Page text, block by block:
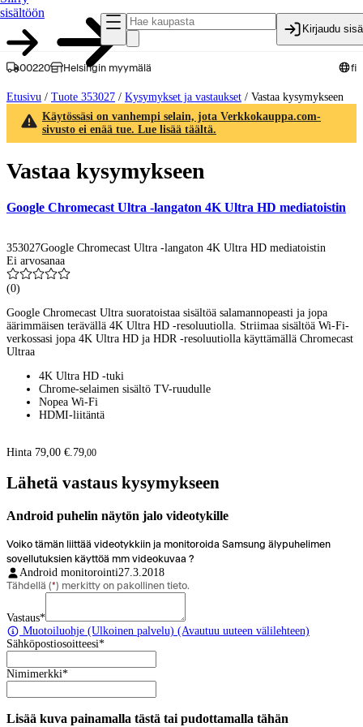
sisältöön
Kirjaudu
00220 Helsingin myymälä fi
Etusivu / Tuote 353027 / Kysymykset ja vastaukset / Vastaa kysymykseen
Käytössäsi on vanhempi selain, jota Verkkokauppa.com-
sivusto ei enää tue. Lue lisää täältä.
Vastaa kysymykseen
Google Chromecast Ultra -langaton 4K Ultra HD mediatoistin
353027Google Chromecast Ultra -langaton 4K Ultra HD mediatoistin
Ei arvosanaa
(0)
Google Chromecast Ultra suoratoistaa sisältöä salamannopeasti ja jopa
äärimmäisen terävällä 4K Ultra HD -resoluutiolla. Striimaa sisältöä Wi-Fi-
verkossasi jopa 4K Ultra HD ja HDR -resoluutiolla käyttämällä Chromecast
Ultraa
4K Ultra HD -tuki
Chrome-selaimen sisältö TV-ruudulle
Nopea Wi-Fi
HDMI-liitäntä
Hinta 79,00 €. 79,00
Lähetä vastaus kysymykseen
Android puhelin näytön jalo videotykille
Voiko tämän liittää videotykkiin ja monitoroida Samsung älypuhelimen
sovellutuksien käyttöä mm videokuvaa ?
Android monitorointi27.3.2018
Tähdellä (*) merkitty on pakollinen tieto.
Vastaus*
Muotoiluohje (Ulkoinen palvelu) (Avautuu uuteen välilehteen)
Sähköpostiosoitteesi*
Nimimerkki*
Lisää kuva painamalla tästä tai pudottamalla tähän